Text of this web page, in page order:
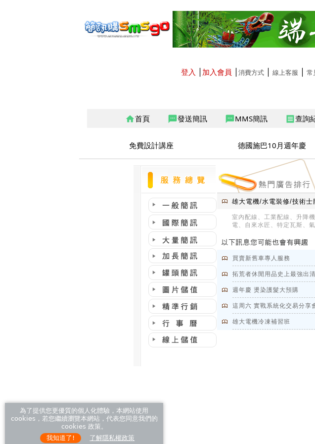
登入 加入會員 消費方式 線上客服 常
home首頁 sms發送簡訊 smsMMS簡訊 receipt 查詢
免費設計講座 德國施巴10月週年慶
雄大電機/水電裝修/技術士
室內配線、工業配線、升降
電、自來水匠、特定瓦斯、
買賣新舊車專人服務
拓荒者休閒用品史上最強出
週年慶 燙染護髮大預購
這周六 實戰系統化交易分享
雄大電機冷凍補習班
為了提供您更優質的個人化體驗，本網站使用
cookies，若您繼續瀏覽本網站，代表您同意我們的
cookies 政策。
我知道了!
了解隱私權政策